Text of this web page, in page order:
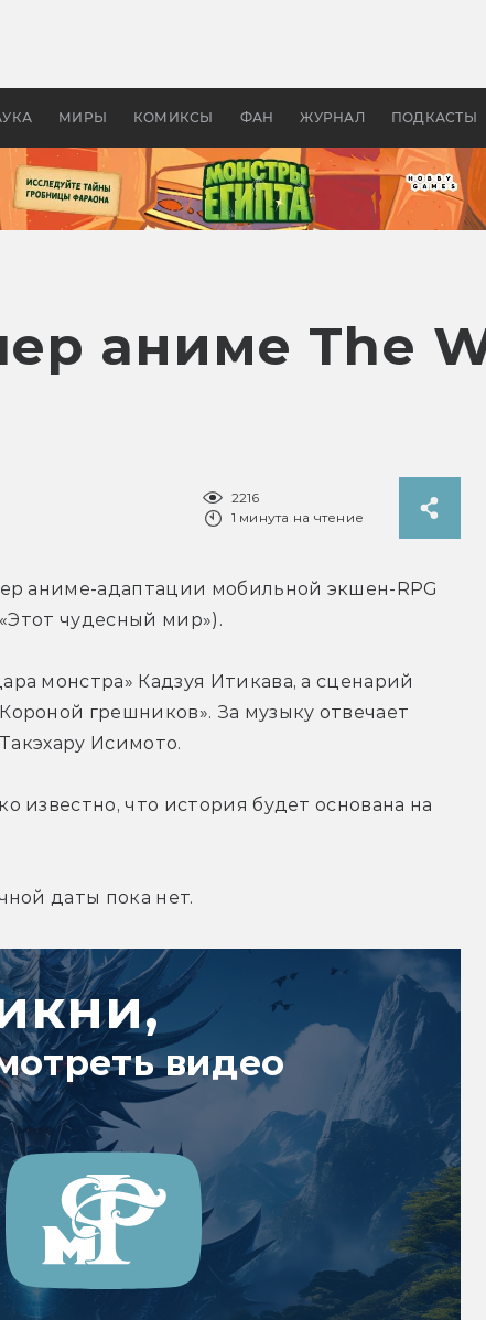
МИРЫ КОМИКСЫ ФАН ЖУРНАЛ ПОДКАСТЫ
колец»
Древней Грецией
аниме The
2216
1 минута на чтение
аниме-адаптации мобильной экшен-RPG
чудесный мир»).
монстра» Кадзуя Итикава, а сценарий
грешников». За музыку отвечает
Исимото.
известно, что история будет основана на
даты пока нет.
видео